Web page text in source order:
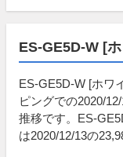
ES-GE5D-W [
ES-GE5D-W [ホワ
ピングでの2020/
推移です。ES-
は2020/12/13の